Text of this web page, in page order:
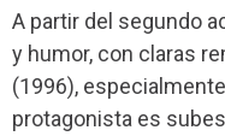
A partir del segundo
y humor, con claras
(1996),
protagonista es